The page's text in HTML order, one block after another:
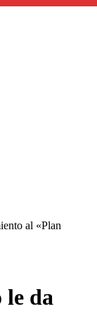
al «Plan
le da